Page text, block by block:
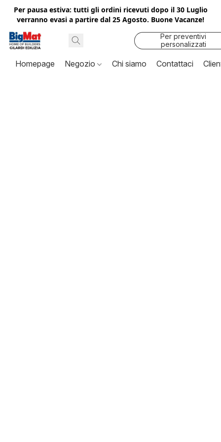
Per pausa estiva: tutti gli ordini ricevuti dopo il 30 Luglio
verranno evasi a partire dal 25 Agosto. Buone Vacanze!
Per preventivi
personalizzati
contattaci
Homepage Negozio Chi siamo Contattaci